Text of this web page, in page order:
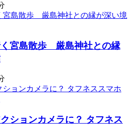
宮島散歩 厳島神社との縁
ションカメラに？ タフネス